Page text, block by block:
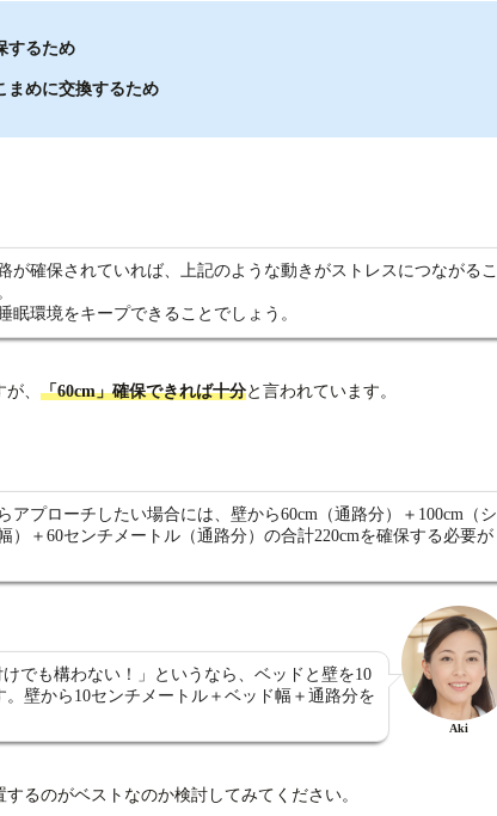
するため
まめに交換するため
が確保されていれば、上記のような動きがストレスにつながるこ
眠環境をキープできることでしょう。
、 「60cm」確保できれば十分と言われています。
アプローチしたい場合には、壁から60cm（通路分）＋100cm（シ
）＋60センチメートル（通路分）の合計220cmを確保する必要が
でも構わない！」というなら、ベッドと壁を10
壁から10センチメートル＋ベッド幅＋通路分を
Aki
るのがベストなのか検討してみてください。